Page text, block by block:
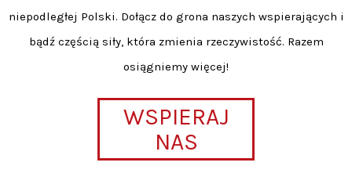
niepodległej Polski. Dołącz do grona naszych wspierających i
bądź częścią siły, która zmienia rzeczywistość. Razem
osiągniemy więcej!
WSPIERAJ
NAS